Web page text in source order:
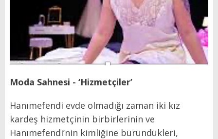
Moda Sahnesi - ‘Hizmetçiler’
Hanımefendi evde olmadığı zaman iki kız
kardeş hizmetçinin birbirlerinin ve
Hanımefendi’nin kimliğine büründükleri,